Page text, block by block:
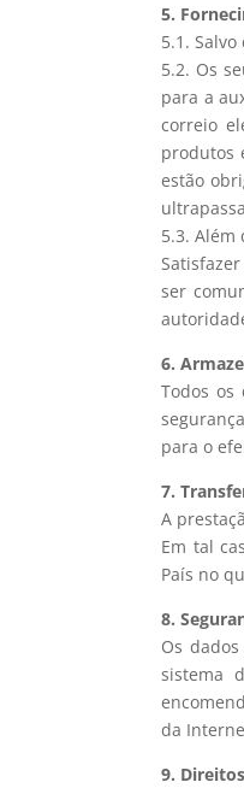
5.
5.1.
5.2. Os
para a
correio
produtos
estão
5.3. Além
ser
6.
Todos os
para o
7.
A
Em tal
País no
8.
Os
sistema
da
9.